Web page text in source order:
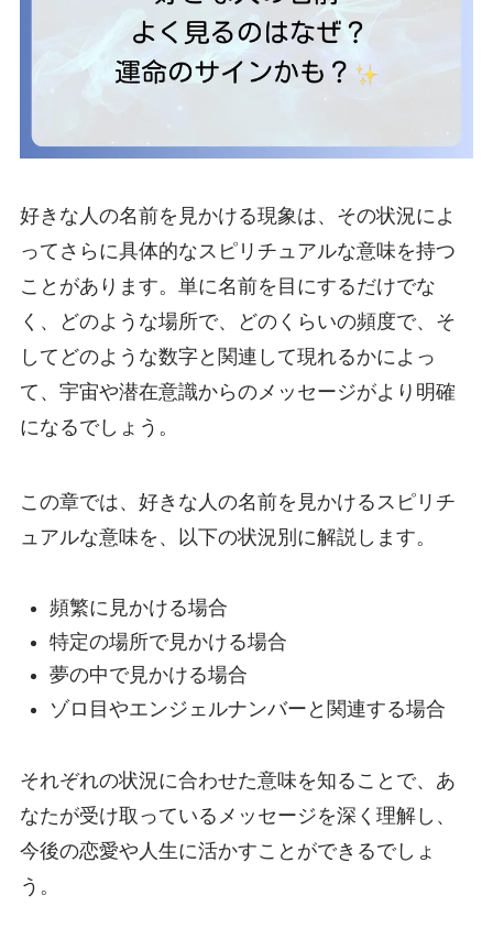
好きな人の名前を見かける現象は、その状況によ
ってさらに具体的なスピリチュアルな意味を持つ
ことがあります。単に名前を目にするだけでな
く、どのような場所で、どのくらいの頻度で、そ
してどのような数字と関連して現れるかによっ
て、宇宙や潜在意識からのメッセージがより明確
になるでしょう。
この章では、好きな人の名前を見かけるスピリチ
ュアルな意味を、以下の状況別に解説します。
頻繁に見かける場合
特定の場所で見かける場合
夢の中で見かける場合
ゾロ目やエンジェルナンバーと関連する場合
それぞれの状況に合わせた意味を知ることで、あ
なたが受け取っているメッセージを深く理解し、
今後の恋愛や人生に活かすことができるでしょ
う。